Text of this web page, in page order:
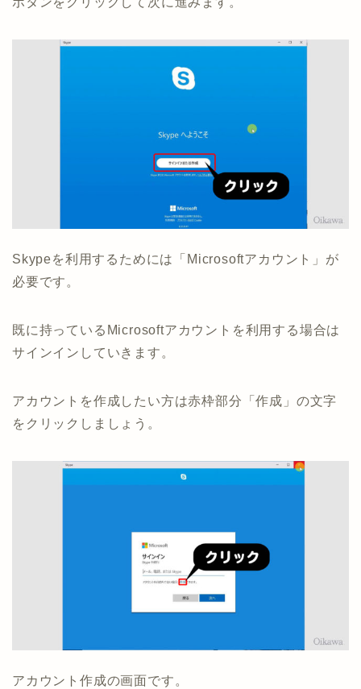
Skypeを利用するためには「Microsoftアカウント」が
必要です。
既に持っているMicrosoftアカウントを利用する場合は
サインインしていきます。
アカウントを作成したい方は赤枠部分「作成」の文字
をクリックしましょう。
アカウント作成の画面です。